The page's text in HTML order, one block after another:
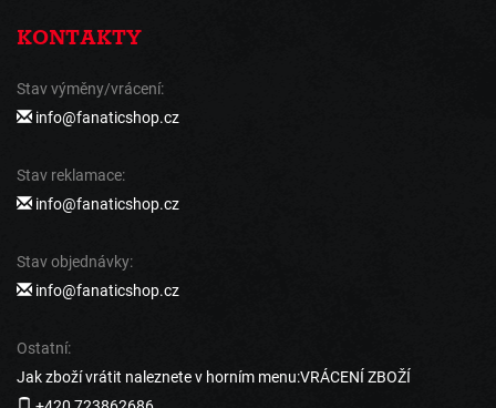
KONTAKTY
Stav výměny/vrácení:
info@fanaticshop.cz
Stav reklamace:
info@fanaticshop.cz
Stav objednávky:
info@fanaticshop.cz
Ostatní:
Jak zboží vrátit naleznete v horním menu:VRÁCENÍ ZBOŽÍ